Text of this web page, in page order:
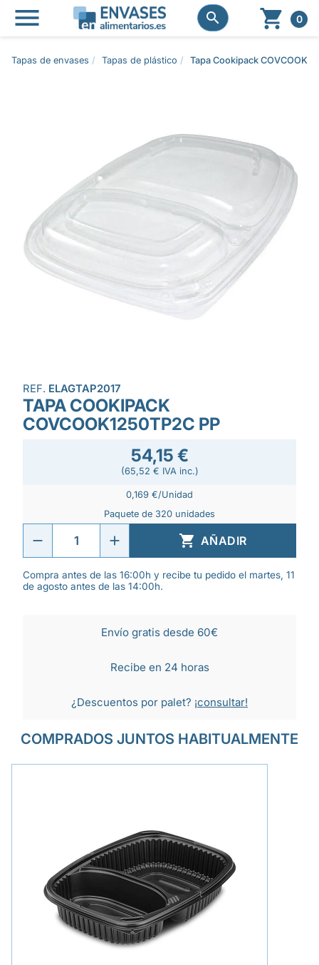
 
  0
Tapas de envases Tapas de plástico Tapa Cookipack
REF. ELAGTAP2017
TAPA COOKIPACK
COVCOOK1250TP2C PP
54,15 €
(65,52 € IVA inc.)
0,169 €/Unidad
Paquete de 320 unidades
 AÑADIR
Compra antes de las 16:00h y recibe tu pedido el martes, 11
de agosto antes de las 14:00h.
Envío gratis desde 60€
Recibe en 24 horas
¿Descuentos por palet? ¡consultar!
COMPRADOS JUNTOS HABITUALMENTE